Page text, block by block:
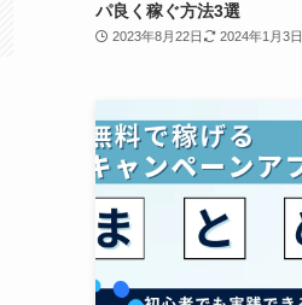
パ良く稼ぐ方法3選
2023年8月22日 2024年1月3日